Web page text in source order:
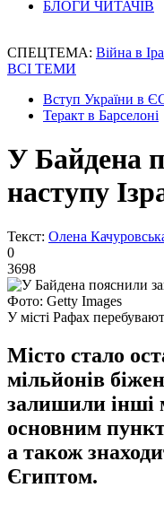
БЛОГИ ЧИТАЧІВ
СПЕЦТЕМА: Війна в
ВСІ ТЕМИ
Вступ України в
Теракт в Барселоні
У Байдена
наступу
Текст: Олена
0
3698
Фото: Getty Images
У місті Рафах
Місто стало
мільйонів
залишили інші
основним
а також
Єгиптом.